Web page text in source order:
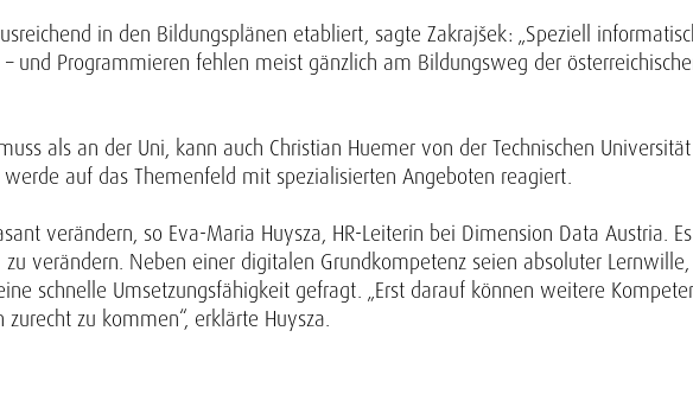
in den Bildungsplänen etabliert, sagte Zakrajšek: „Speziell
und Programmieren fehlen meist gänzlich am Bildungsweg der
als an der Uni, kann auch Christian Huemer von der Technischen
auf das Themenfeld mit spezialisierten Angeboten reagiert.
verändern, so Eva-Maria Huysza, HR-Leiterin bei Dimension Data Austria.
verändern. Neben einer digitalen Grundkompetenz seien absoluter Lernwille,
schnelle Umsetzungsfähigkeit gefragt. „Erst darauf können weitere
zu kommen“, erklärte Huysza.